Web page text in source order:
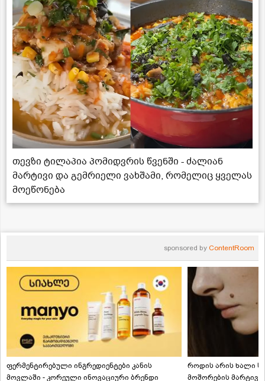
თევზი ტილაპია პომიდვრის წვენში - ძალიან
მარტივი და გემრიელი ვახშამი, რომელიც ყველას
მოეწონება
sponsored by ContentRoom
ფერმენტირებული ინგრედიენტები კანის
მოვლაში - კორეული ინოვაციური ბრენდი
როდის არის ხალი
მოშორების